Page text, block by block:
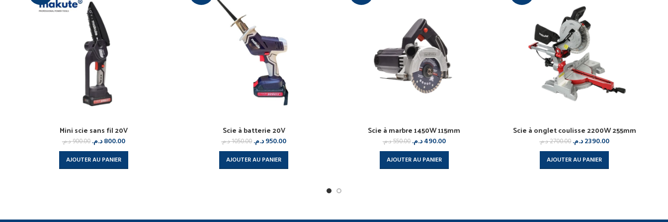
Mini scie sans fil 20V
900.00د.م. 800.00د.م.
AJOUTER AU PANIER
Scie à batterie 20V
1050.00د.م. 950.00د.م.
AJOUTER AU PANIER
Scie à marbre 1450W 115mm
550.00د.م. 490.00د.م.
AJOUTER AU PANIER
Scie à onglet coulisse 2200W 255mm
2700.00د.م. 2390.00د.م.
AJOUTER AU PANIER